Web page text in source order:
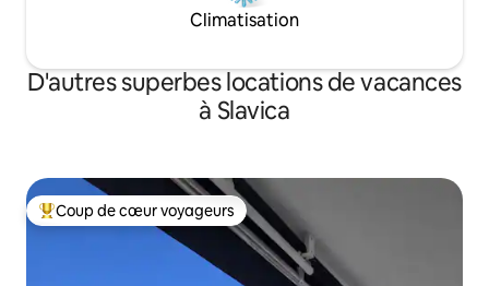
Climatisation
D'autres superbes locations de vacances
à Slavica
Coup de cœur voyageurs parmi les plus aimés
Coup de cœur voyageurs